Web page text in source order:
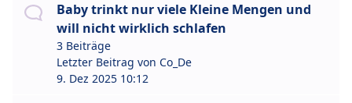
Baby trinkt nur viele Kleine Mengen und
will nicht wirklich schlafen
3 Beiträge
Letzter Beitrag von Co_De
9. Dez 2025 10:12